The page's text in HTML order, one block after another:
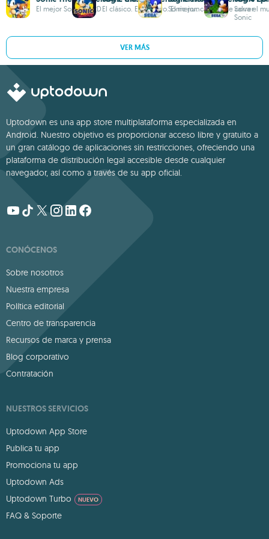
El mejor Sonic en 2D El clásico. El primero. El mejor.Sonic nunca deja de correr
Salva el
Sonic
VER MÁS
Uptodown es una app store multiplataforma especializada en
Android. Nuestro objetivo es proporcionar acceso libre y gratuito a
un gran catálogo de aplicaciones sin restricciones, ofreciendo una
plataforma de distribución legal accesible desde cualquier
navegador, así como a través de su app oficial.
CONÓCENOS
Sobre nosotros
Nuestra empresa
Política editorial
Centro de transparencia
Recursos de marca y prensa
Blog corporativo
Contratación
NUESTROS SERVICIOS
Uptodown App Store
Publica tu app
Promociona tu app
Uptodown Ads
Uptodown Turbo
NUEVO
FAQ & Soporte